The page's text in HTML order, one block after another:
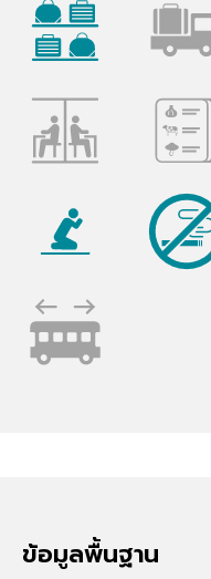
ข้อมูลพื้นฐาน